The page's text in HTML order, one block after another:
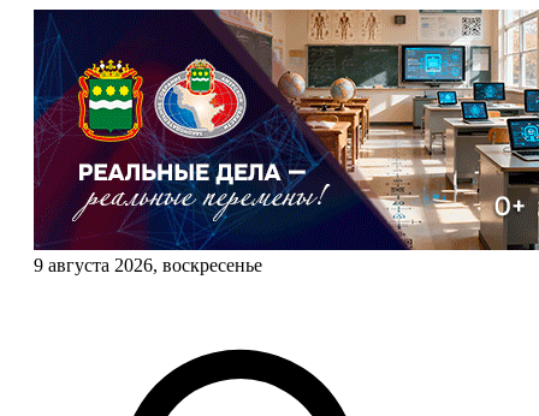
9 августа 2026, воскресенье